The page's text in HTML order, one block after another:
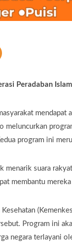
Peradaban
mendapat
meluncurkan
program ini
menarik suara
membantu
Program ini
negara terlayani